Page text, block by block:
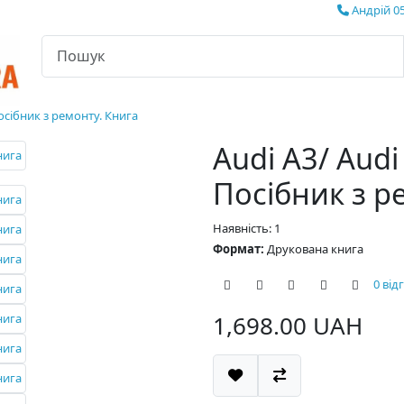
Андрій
з ремонту. Книга
Audi A3/
Посібник з
Наявність: 1
Формат: Друкована книга
0
1,698.00 UAH